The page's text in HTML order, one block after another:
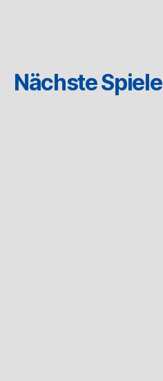
Nächste Spiele